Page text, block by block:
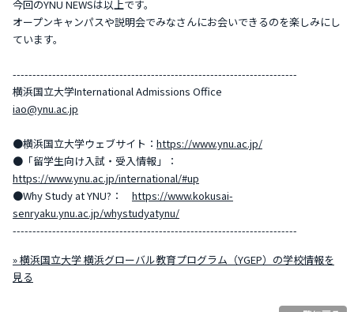
今回のYNU NEWSは以上です。
オープンキャンパスや説明会でみなさんにお会いできるのを楽しみにし
ています。
------------------------------------------------------------------------
横浜国立大学International Admissions Office
iao@ynu.ac.jp
●横浜国立大学ウェブサイト： https://www.ynu.ac.jp/
●「留学生向け入試・受入情報」：
https://www.ynu.ac.jp/international/#up
●Why Study at YNU?： https://www.kokusai-
senryaku.ynu.ac.jp/whystudyatynu/
------------------------------------------------------------------------
» 横浜国立大学 横浜グローバル教育プログラム（YGEP）の学校情報を
見る